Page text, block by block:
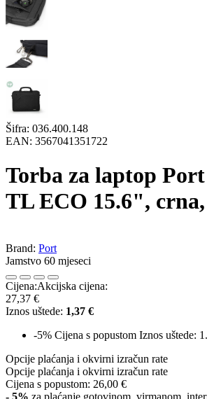
Šifra: 036.400.148
EAN: 3567041351722
Torba za laptop
TL ECO 15.6", crna,
Brand: Port
Jamstvo 60 mjeseci
Cijena:Akcijska cijena:
27,37 €
Iznos uštede: 1,37 €
-5% Cijena s popustom Iznos uštede:
Opcije plaćanja i okvirni izračun rate
Opcije plaćanja i okvirni izračun rate
Cijena s popustom: 26,00 €
- 5% za plaćanje gotovinom, virmanom,